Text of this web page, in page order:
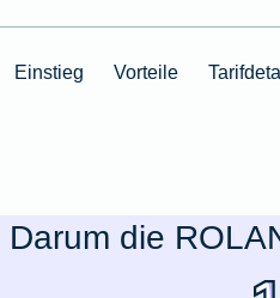
Einstieg Vorteile
Darum die